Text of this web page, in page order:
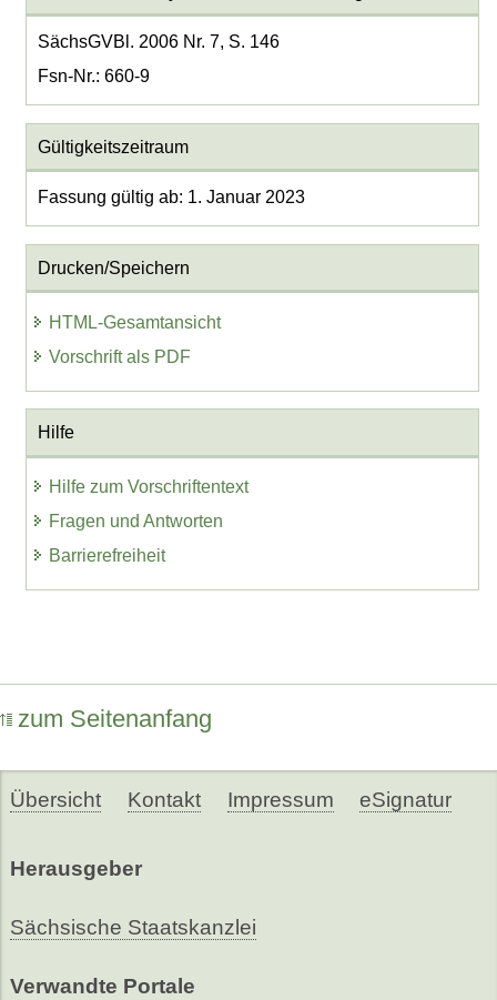
SächsGVBl. 2006 Nr. 7, S. 146
Fsn-Nr.: 660-9
Gültigkeitszeitraum
Fassung gültig ab: 1. Januar 2023
Drucken/Speichern
HTML-Gesamtansicht
Vorschrift als PDF
Hilfe
Hilfe zum Vorschriftentext
Fragen und Antworten
Barrierefreiheit
zum Seitenanfang
Übersicht Kontakt Impressum eSignatur
Herausgeber
Sächsische Staatskanzlei
Verwandte Portale